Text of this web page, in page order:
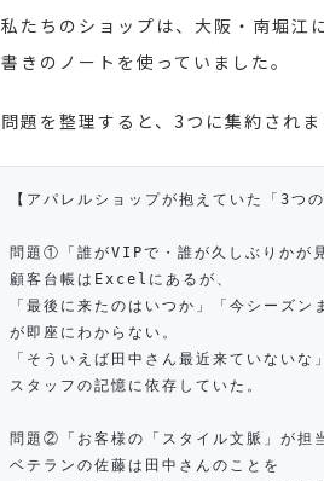
私たちのショップは、大阪・南堀江
書きのノートを使っていました。
問題を整理すると、3つに集約されま
【アパレルショップが抱えていた「3つ
問題①「誰がVIPで・誰が久しぶりかが
顧客台帳はExcelにあるが、
「最後に来たのはいつか」「今シーズン
が即座にわからない。
「そういえば田中さん最近来ていないな
スタッフの記憶に依存していた。
問題②「お客様の「スタイル文脈」が担
ベテランの佐藤は田中さんのことを